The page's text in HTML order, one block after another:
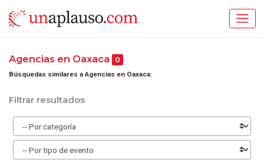
Agencias en Oaxaca 0
Búsquedas similares a Agencias en Oaxaca:
Filtrar resultados